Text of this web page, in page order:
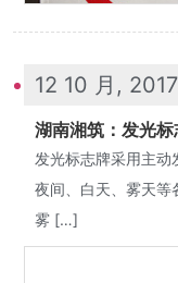
12 10 月, 2017
湖南湘筑：发光
发光标志牌采用主
夜间、白天、雾天等
雾 […]